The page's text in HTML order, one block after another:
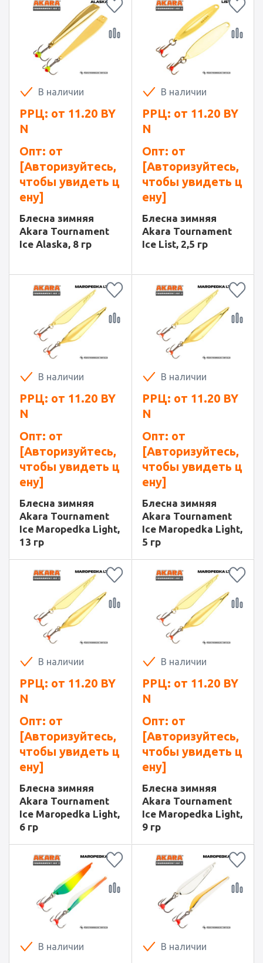
В наличии
РРЦ: от 11.20 BY
N
Опт: от
[Авторизуйтесь,
чтобы увидеть ц
ену]
Блесна зимняя
Akara Tournament
Ice Alaska, 8 гр
В наличии
РРЦ: от 11.20 BY
N
Опт: от
[Авторизуйтесь,
чтобы увидеть ц
ену]
Блесна зимняя
Akara Tournament
Ice List, 2,5 гр
В наличии
РРЦ: от 11.20 BY
N
Опт: от
[Авторизуйтесь,
чтобы увидеть ц
ену]
Блесна зимняя
Akara Tournament
Ice Maropedka Light,
13 гр
В наличии
РРЦ: от 11.20 BY
N
Опт: от
[Авторизуйтесь,
чтобы увидеть ц
ену]
Блесна зимняя
Akara Tournament
Ice Maropedka Light,
5 гр
В наличии
РРЦ: от 11.20 BY
N
Опт: от
[Авторизуйтесь,
чтобы увидеть ц
ену]
Блесна зимняя
Akara Tournament
Ice Maropedka Light,
6 гр
В наличии
РРЦ: от 11.20 BY
N
Опт: от
[Авторизуйтесь,
чтобы увидеть ц
ену]
Блесна зимняя
Akara Tournament
Ice Maropedka Light,
9 гр
В наличии В наличии